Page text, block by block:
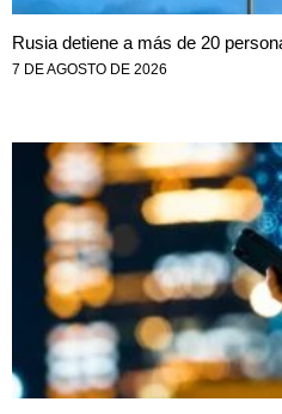
Rusia detiene a más de 20
7 DE AGOSTO DE 2026